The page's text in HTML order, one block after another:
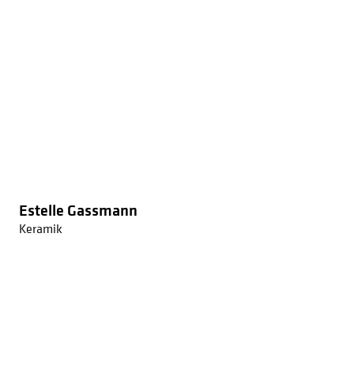
Estelle Gassmann
Keramik